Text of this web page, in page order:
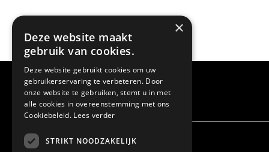
×
Deze website maakt
gebruik van cookies.
Deze website gebruikt cookies om uw
gebruikerservaring te verbeteren. Door
onze website te gebruiken, stemt u in met
alle cookies in overeenstemming met ons
Cookiebeleid. Lees verder
STRIKT NOODZAKELIJK